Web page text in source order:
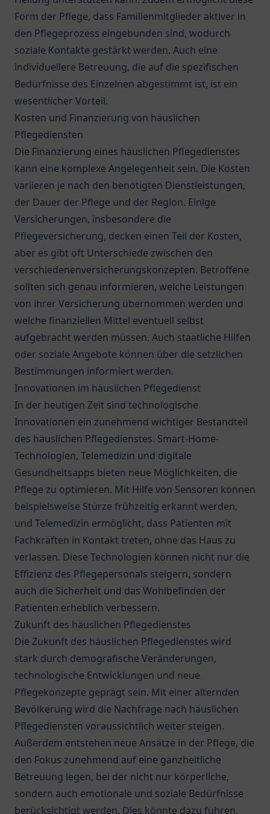
Form der Pflege, dass Familienmitglieder aktiver in
den Pflegeprozess eingebunden sind, wodurch
soziale Kontakte gestärkt werden. Auch eine
individuellere Betreuung, die auf die spezifischen
Bedürfnisse des Einzelnen abgestimmt ist, ist ein
wesentlicher Vorteil.
Kosten und Finanzierung von häuslichen
Pflegediensten
Die Finanzierung eines häuslichen Pflegedienstes
kann eine komplexe Angelegenheit sein. Die Kosten
variieren je nach den benötigten Dienstleistungen,
der Dauer der Pflege und der Region. Einige
Versicherungen, insbesondere die
Pflegeversicherung, decken einen Teil der Kosten,
aber es gibt oft Unterschiede zwischen den
verschiedenenversicherungskonzepten. Betroffene
sollten sich genau informieren, welche Leistungen
von ihrer Versicherung übernommen werden und
welche finanziellen Mittel eventuell selbst
aufgebracht werden müssen. Auch staatliche Hilfen
oder soziale Angebote können über die setzlichen
Bestimmungen informiert werden.
Innovationen im häuslichen Pflegedienst
In der heutigen Zeit sind technologische
Innovationen ein zunehmend wichtiger Bestandteil
des häuslichen Pflegedienstes. Smart-Home-
Technologien, Telemedizin und digitale
Gesundheitsapps bieten neue Möglichkeiten, die
Pflege zu optimieren. Mit Hilfe von Sensoren können
beispielsweise Stürze frühzeitig erkannt werden,
und Telemedizin ermöglicht, dass Patienten mit
Fachkräften in Kontakt treten, ohne das Haus zu
verlassen. Diese Technologien können nicht nur die
Effizienz des Pflegepersonals steigern, sondern
auch die Sicherheit und das Wohlbefinden der
Patienten erheblich verbessern.
Zukunft des häuslichen Pflegedienstes
Die Zukunft des häuslichen Pflegedienstes wird
stark durch demografische Veränderungen,
technologische Entwicklungen und neue
Pflegekonzepte geprägt sein. Mit einer alternden
Bevölkerung wird die Nachfrage nach häuslichen
Pflegediensten voraussichtlich weiter steigen.
Außerdem entstehen neue Ansätze in der Pflege, die
den Fokus zunehmend auf eine ganzheitliche
Betreuung legen, bei der nicht nur körperliche,
sondern auch emotionale und soziale Bedürfnisse
berücksichtigt werden. Dies könnte dazu führen,